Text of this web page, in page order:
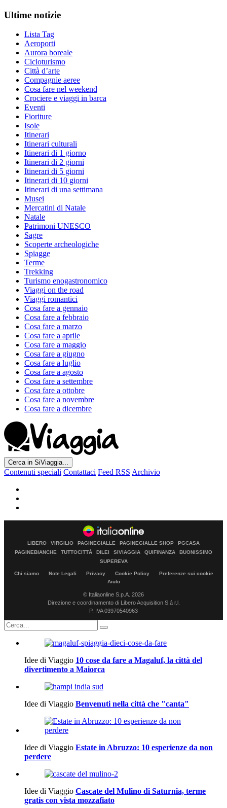
Ultime notizie
Lista Tag
Aeroporti
Aurora boreale
Cicloturismo
Città d’arte
Compagnie aeree
Cosa fare nel weekend
Crociere e viaggi in barca
Eventi
Fioriture
Isole
Itinerari
Itinerari culturali
Itinerari di 1 giorno
Itinerari di 2 giorni
Itinerari di 5 giorni
Itinerari di 10 giorni
Itinerari di una settimana
Musei
Mercatini di Natale
Natale
Patrimoni UNESCO
Sagre
Scoperte archeologiche
Spiagge
Terme
Trekking
Turismo enogastronomico
Viaggi on the road
Viaggi romantici
Cosa fare a gennaio
Cosa fare a febbraio
Cosa fare a marzo
Cosa fare a aprile
Cosa fare a maggio
Cosa fare a giugno
Cosa fare a luglio
Cosa fare a agosto
Cosa fare a settembre
Cosa fare a ottobre
Cosa fare a novembre
Cosa fare a dicembre
Cerca in SiViaggia...
Contenuti speciali Contattaci Feed RSS Archivio
LIBERO VIRGILIO PAGINEGIALLE PAGINEGIALLE SHOP
PGCASA
PAGINEBIANCHE
TUTTOCITTÀ DILEI SIVIAGGIA QUIFINANZA
BUONISSIMO
SUPEREVA
Chi siamo Note Legali Privacy Cookie Policy
Preferenze sui cookie
Aiuto
© Italiaonline S.p.A. 2026
Direzione e coordinamento di Libero Acquisition S.á r.l.
P. IVA 03970540963
Idee di Viaggio 10 cose da fare a Magaluf, la città del
divertimento a Maiorca
Idee di Viaggio Benvenuti nella città che "canta"
Idee di Viaggio Estate in Abruzzo: 10 esperienze da non
perdere
Idee di Viaggio Cascate del Mulino di Saturnia, terme
gratis con vista mozzafiato